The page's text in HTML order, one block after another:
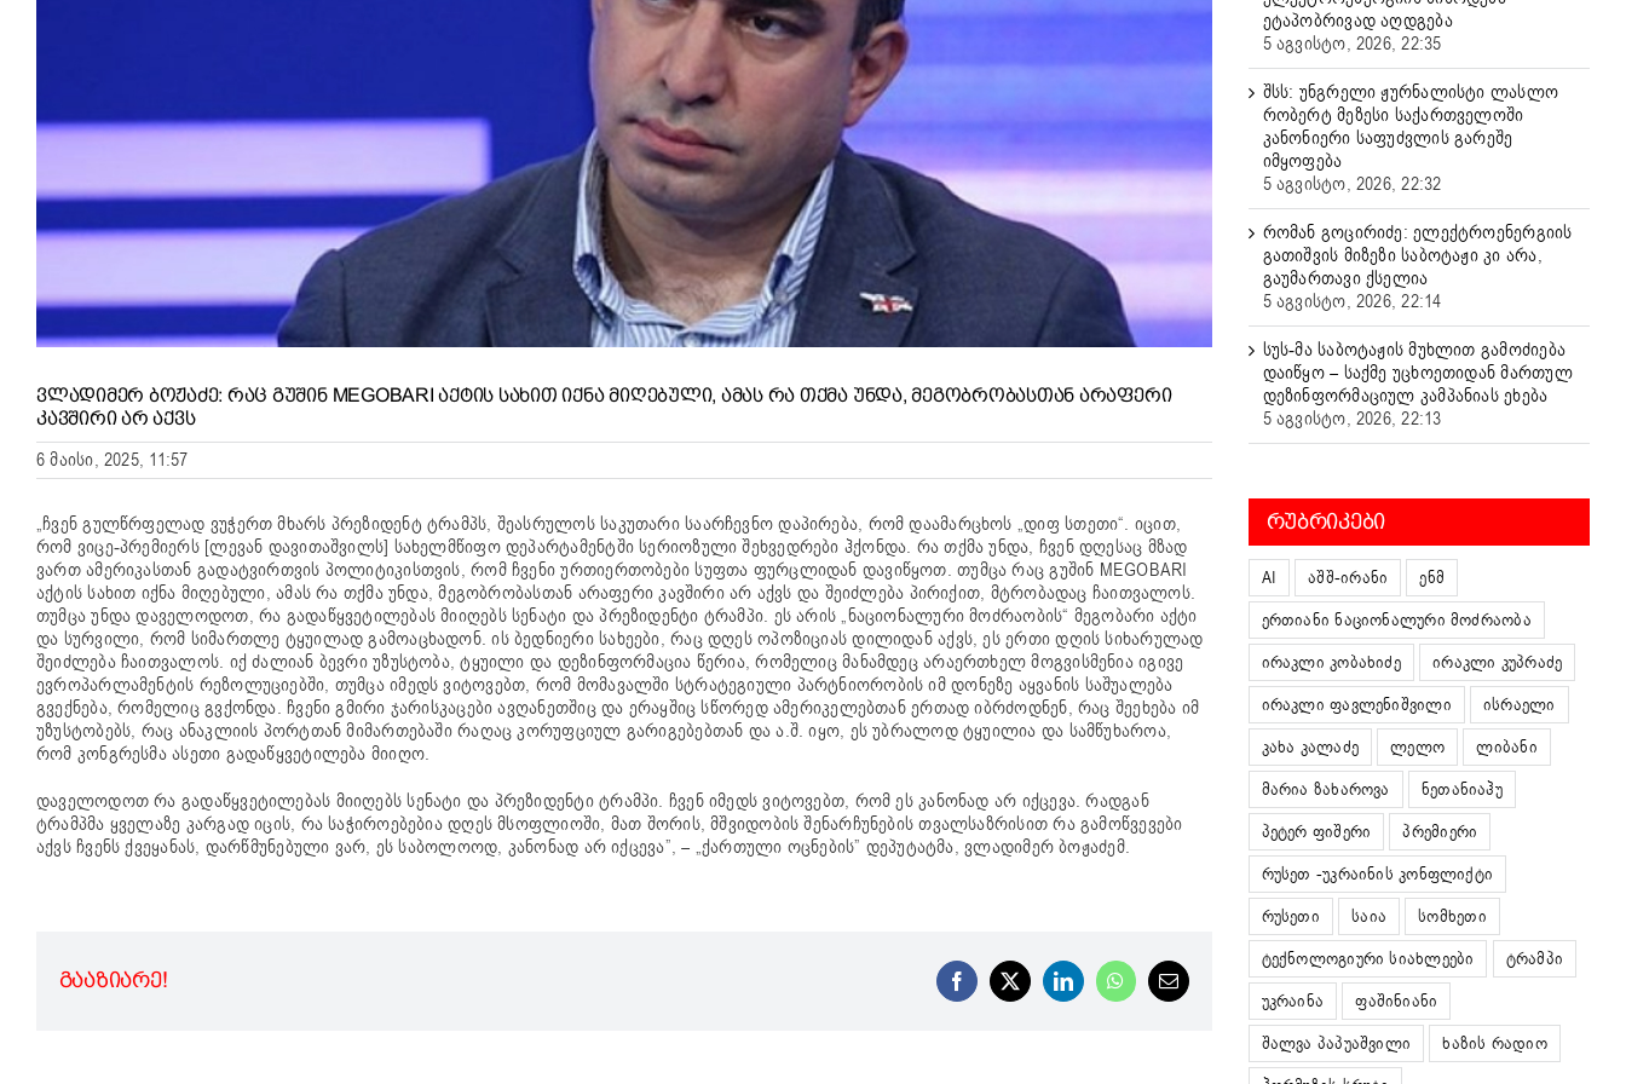
ᲕᲚᲐᲓᲘᲛᲔᲠ ᲑᲝᲟᲐᲫᲔ: ᲠᲐᲪ ᲒᲣᲨᲘᲜ MEGOBARI ᲐᲥᲢᲘᲡ ᲡᲐᲮᲘᲗ ᲘᲥᲜᲐ ᲛᲘᲦᲔᲑᲣᲚᲘ, ᲐᲛᲐᲡ ᲠᲐ ᲗᲥᲛᲐ ᲣᲜᲓᲐ, ᲛᲔᲒᲝᲑᲠᲝᲑᲐᲡᲗᲐᲜ ᲐᲠᲐᲤᲔᲠᲘ
ᲙᲐᲕᲨᲘᲠᲘ ᲐᲠ ᲐᲥᲕᲡ
6 მაისი, 2025, 11:57
„ჩვენ გულწრფელად ვუჭერთ მხარს პრეზიდენტ ტრამპს, შეასრულოს საკუთარი საარჩევნო დაპირება, რომ დაამარცხოს „დიფ სთეთი“. იცით,
რომ ვიცე-პრემიერს [ლევან დავითაშვილს] სახელმწიფო დეპარტამენტში სერიოზული შეხვედრები ჰქონდა. რა თქმა უნდა, ჩვენ დღესაც მზად
ვართ ამერიკასთან გადატვირთვის პოლიტიკისთვის, რომ ჩვენი ურთიერთობები სუფთა ფურცლიდან დავიწყოთ. თუმცა რაც გუშინ MEGOBARI
აქტის სახით იქნა მიღებული, ამას რა თქმა უნდა, მეგობრობასთან არაფერი კავშირი არ აქვს და შეიძლება პირიქით, მტრობადაც ჩაითვალოს.
თუმცა უნდა დაველოდოთ, რა გადაწყვეტილებას მიიღებს სენატი და პრეზიდენტი ტრამპი. ეს არის „ნაციონალური მოძრაობის“ მეგობარი აქტი
და სურვილი, რომ სიმართლე ტყუილად გამოაცხადონ. ის ბედნიერი სახეები, რაც დღეს ოპოზიციას დილიდან აქვს, ეს ერთი დღის სიხარულად
შეიძლება ჩაითვალოს. იქ ძალიან ბევრი უზუსტობა, ტყუილი და დეზინფორმაცია წერია, რომელიც მანამდეც არაერთხელ მოგვისმენია იგივე
ევროპარლამენტის რეზოლუციებში, თუმცა იმედს ვიტოვებთ, რომ მომავალში სტრატეგიული პარტნიორობის იმ დონეზე აყვანის საშუალება
გვექნება, რომელიც გვქონდა. ჩვენი გმირი ჯარისკაცები ავღანეთშიც და ერაყშიც სწორედ ამერიკელებთან ერთად იბრძოდნენ, რაც შეეხება იმ
უზუსტობებს, რაც ანაკლიის პორტთან მიმართებაში რაღაც კორუფციულ გარიგებებთან და ა.შ. იყო, ეს უბრალოდ ტყუილია და სამწუხაროა,
რომ კონგრესმა ასეთი გადაწყვეტილება მიიღო.
დაველოდოთ რა გადაწყვეტილებას მიიღებს სენატი და პრეზიდენტი ტრამპი. ჩვენ იმედს ვიტოვებთ, რომ ეს კანონად არ იქცევა. რადგან
ტრამპმა ყველაზე კარგად იცის, რა საჭიროებებია დღეს მსოფლიოში, მათ შორის, მშვიდობის შენარჩუნების თვალსაზრისით რა გამოწვევები
აქვს ჩვენს ქვეყანას, დარწმუნებული ვარ, ეს საბოლოოდ, კანონად არ იქცევა”, – „ქართული ოცნების” დეპუტატმა, ვლადიმერ ბოჟაძემ.
ᲒᲐᲐᲖᲘᲐᲠᲔ! Facebook
X LinkedInWhatsApp
Email
ეტაპობრივად აღდგება
5 აგვისტო, 2026, 22:35
შსს: უნგრელი ჟურნალისტი ლასლო
რობერტ მეზესი საქართველოში
კანონიერი საფუძვლის გარეშე
იმყოფება
5 აგვისტო, 2026, 22:32
რომან გოცირიძე: ელექტროენერგიის
გათიშვის მიზეზი საბოტაჟი კი არა,
გაუმართავი ქსელია
5 აგვისტო, 2026, 22:14
სუს-მა საბოტაჟის მუხლით გამოძიება
დაიწყო – საქმე უცხოეთიდან მართულ
დეზინფორმაციულ კამპანიას ეხება
5 აგვისტო, 2026, 22:13
ᲠᲣᲑᲠᲘᲙᲔᲑᲘ
AI აშშ-ირანი
ენმ
ერთიანი ნაციონალური მოძრაობა
ირაკლი კობახიძე
ირაკლი კუპრაძე
ირაკლი ფავლენიშვილი
ისრაელი
კახა კალაძე
ლელო
ლიბანი
მარია ზახაროვა
ნეთანიაჰუ
პეტერ ფიშერი
პრემიერი
რუსეთ -უკრაინის კონფლიქტი
რუსეთი
საია
სომხეთი
ტექნოლოგიური სიახლეები
ტრამპი
უკრაინა
ფაშინიანი
შალვა პაპუაშვილი
ხაზის რადიო